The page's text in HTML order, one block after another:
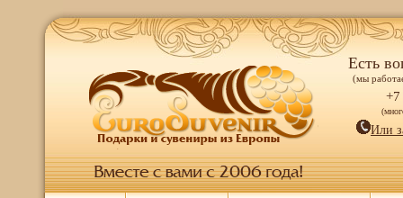
Есть
(мы
+7
Или